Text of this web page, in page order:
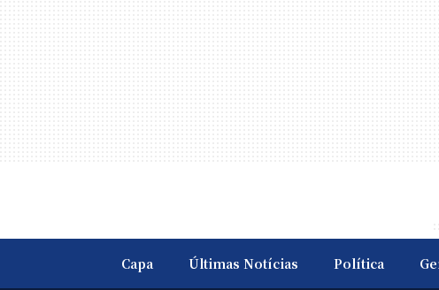
Capa Últimas Notícias Política